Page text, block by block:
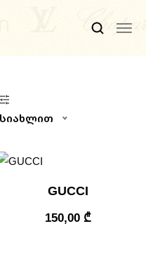
GUCCI
150,00 ₾